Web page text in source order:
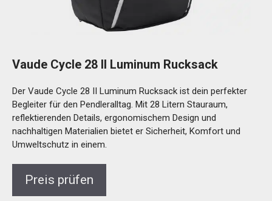
Vaude Cycle 28 II Luminum Rucksack
Der Vaude Cycle 28 II Luminum Rucksack ist dein perfekter
Begleiter für den Pendleralltag. Mit 28 Litern Stauraum,
reflektierenden Details, ergonomischem Design und
nachhaltigen Materialien bietet er Sicherheit, Komfort und
Umweltschutz in einem.
Preis prüfen